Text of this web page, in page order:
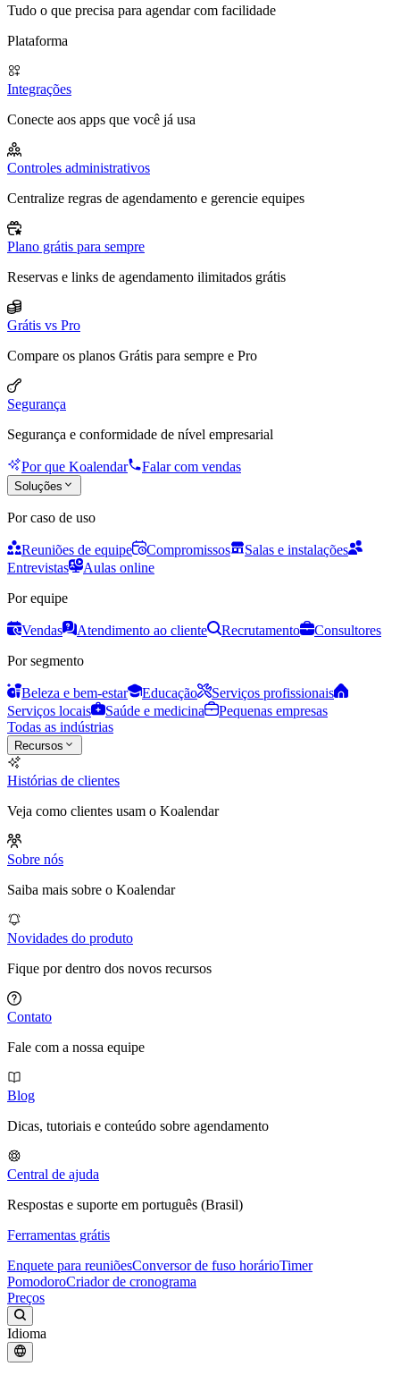
Tudo o que precisa para agendar com facilidade
Plataforma
Integrações
Conecte aos apps que você já usa
Controles administrativos
Centralize regras de agendamento e gerencie equipes
Plano grátis para sempre
Reservas e links de agendamento ilimitados grátis
Grátis vs Pro
Compare os planos Grátis para sempre e Pro
Segurança
Segurança e conformidade de nível empresarial
Por que Koalendar Falar com vendas
Soluções
Por caso de uso
Reuniões de equipe Compromissos
Salas e instalações
Entrevistas
Aulas online
Por equipe
Vendas Atendimento ao cliente Recrutamento
Consultores
Por segmento
Beleza e bem-estar Educação
Serviços profissionais
Serviços locais
Saúde e medicina
Pequenas empresas
Todas as indústrias
Recursos
Histórias de clientes
Veja como clientes usam o Koalendar
Sobre nós
Saiba mais sobre o Koalendar
Novidades do produto
Fique por dentro dos novos recursos
Contato
Fale com a nossa equipe
Blog
Dicas, tutoriais e conteúdo sobre agendamento
Central de ajuda
Respostas e suporte em português (Brasil)
Ferramentas grátis
Enquete para reuniõesConversor de fuso horárioTimer
PomodoroCriador de cronograma
Preços
Idioma